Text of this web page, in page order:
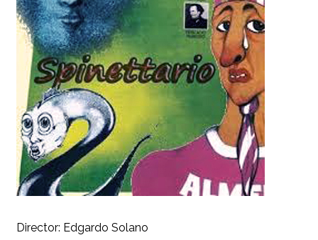
Director: Edgardo Solano